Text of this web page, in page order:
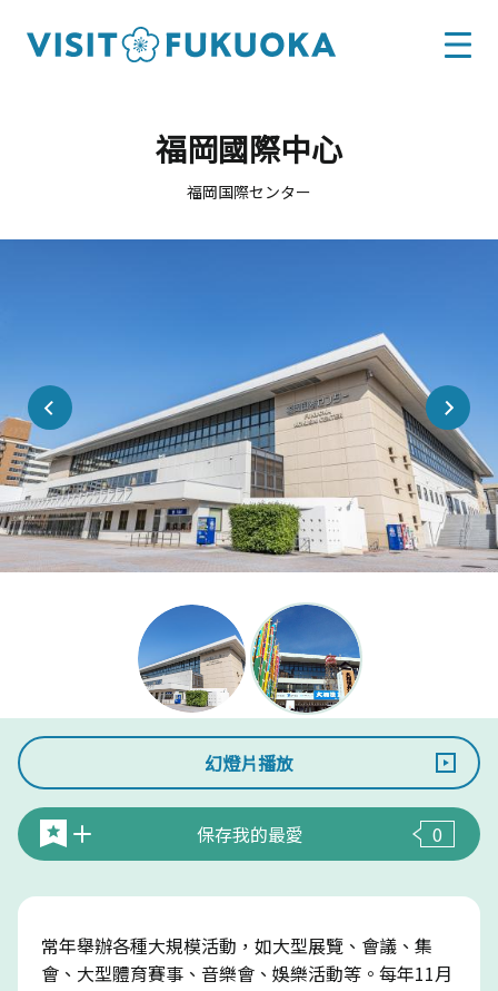
福岡國際中心
福岡国際センター
幻燈片播放
保存我的最愛 0
常年舉辦各種大規模活動，如大型展覽、會議、集
會、大型體育賽事、音樂會、娛樂活動等。每年11月